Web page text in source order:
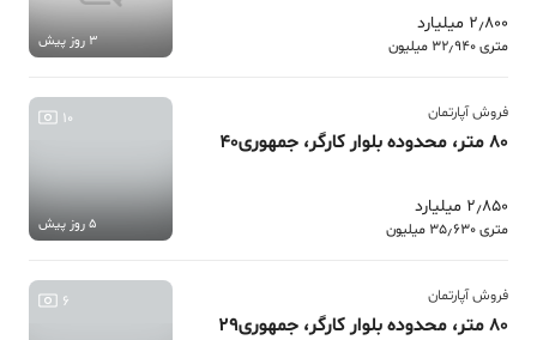
2٫800 میلیارد
متری 32٫940 میلیون 3 روز پیش
فروش آپارتمان
80 متر، محدوده بلوار کارگر، جمهوری40
2٫850 میلیارد
متری 35٫630 میلیون
10
5 روز پیش
فروش آپارتمان
80 متر، محدوده بلوار کارگر، جمهوری29
6